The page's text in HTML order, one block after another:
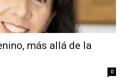
más allá de la
0